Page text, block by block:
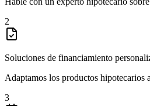
2
Soluciones de financiamiento
Adaptamos los productos hipotecarios
3